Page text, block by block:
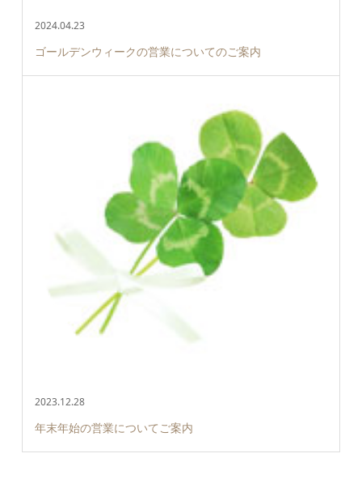
2024.04.23
ゴールデンウィークの営業についてのご案内
2023.12.28
年末年始の営業についてご案内